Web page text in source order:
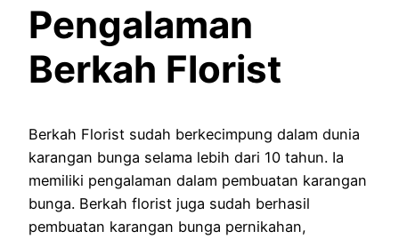
Pengalaman
Berkah Florist
Berkah Florist sudah berkecimpung dalam dunia
karangan bunga selama lebih dari 10 tahun. Ia
memiliki pengalaman dalam pembuatan karangan
bunga. Berkah florist juga sudah berhasil
pembuatan karangan bunga pernikahan,